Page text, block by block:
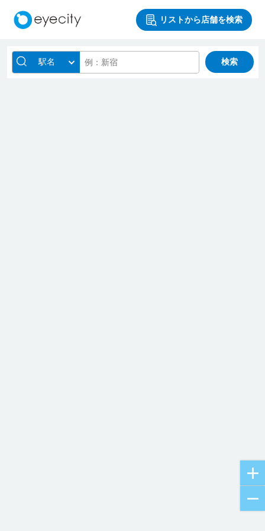
リストから店舗を検索
駅名 検索